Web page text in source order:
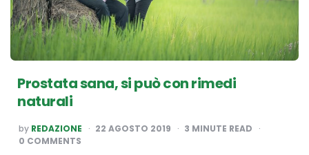
Prostata sana, si può con rimedi
naturali
POSTED
BY
by REDAZIONE 22 AGOSTO 2019 3 MINUTE READ
0 COMMENTS